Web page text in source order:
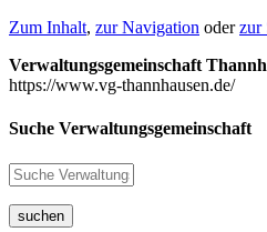
Zum Inhalt, zur Navigation oderzur
Verwaltungsgemeinschaft
https://www.vg-thannhausen.de/
Suche Verwaltungsgemeinschaft
suchen